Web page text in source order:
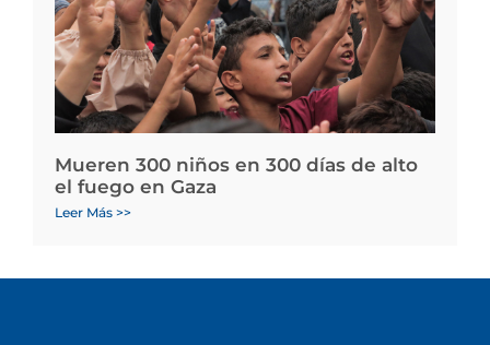
Mueren 300 niños en 300 días de alto
el fuego en Gaza
Leer Más >>